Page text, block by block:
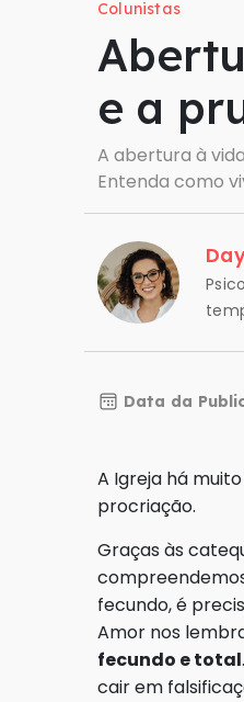
Colunistas
e a
A abertura à
Entenda como
Data da
A Igreja há
procriação.
Graças às
fecundo, é
Amor nos
fecundo e total
cair em